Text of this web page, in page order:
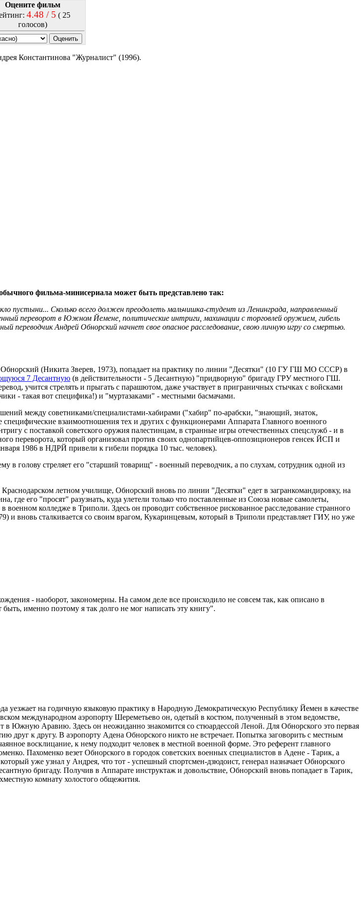
Оцените фильм
4.48 / 5 ( 25
голосов)
Константинова "Журналист" (1996).
фильма-минисериала может быть представлено так:
Сколько всего должен преодолеть мальчишка-студент из Ленинграда, направленный
переворот в Южном Йемене, политические интриги, махинации с торговлей оружием, гибель
переводчик Андрей Обнорский начнет свое опасное расследование, свою личную игру со смертью.
Обнорский (Никита Зверев, 1973), попадает на практику по линии "Десятки" (10 ГУ ГШ МО СССР) в
7 Десантную (в действительности - 5 Десантную) "придворную" бригаду ГРУ местного ГШ.
учится стрелять и прыгать с парашютом, даже участвует в приграничных стычках с войсками
- такая вот специфика!) и "муртазаками" - местными басмачами.
между советниками/специалистами-хабирами ("хабир" по-арабски, "знающий, знаток,
взаимоотношения тех и других с функционерами Аппарата Главного военного
с поставкой советского оружия палестинцам, в странные игры отечественных спецслужб - и в
переворота, который организовал против своих однопартийцев-оппозиционеров генсек ЙСП и
1986 в НДРЙ привели к гибели порядка 10 тыс. человек).
в голову стреляет его "старший товарищ" - военный переводчик, а по слухам, сотрудник одной из
летном училище, Обнорский вновь по линии "Десятки" едет в загранкомандировку, на
его "просят" разузнать, куда улетели только что поставленные из Союза новые самолеты,
колледже в Триполи. Здесь он проводит собственное рискованное расследование странного
и вновь сталкивается со своим врагом, Кукаринцевым, который в Триполи представляет ГИУ, но уже
- наоборот, закономерны. На самом деле все происходило не совсем так, как описано в
именно поэтому я так долго не мог написать эту книгу".
уезжает на годичную языковую практику в Народную Демократическую Республику Йемен в качестве
международном аэропорту Шереметьево он, одетый в костюм, полученный в этом ведомстве,
Южную Аравию. Здесь он неожиданно знакомится со стюардессой Леной. Для Обнорского это первая
к другу. В аэропорту Адена Обнорского никто не встречает. Попытка заговорить с местным
восклицание, к нему подходит человек в местной военной форме. Это референт главного
Пахоменко везет Обнорского в городок советских военных специалистов в Адене - Тарик, а
уже узнал у Андрея, что тот - успешный спортсмен-дзюдоист, генерал назначает Обнорского
бригаду. Получив в Аппарате инструктаж и довольствие, Обнорский вновь попадает в Тарик,
комнату холостого общежития.